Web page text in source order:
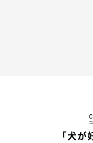
「犬